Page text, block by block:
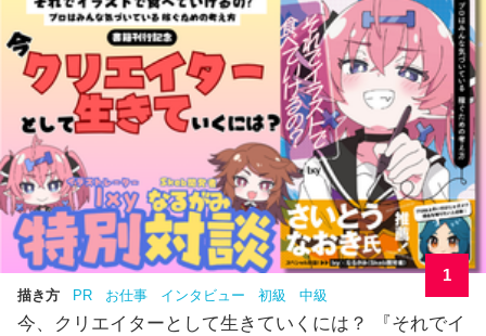
描き方 PR お仕事 インタビュー 初級 中級
今、クリエイターとして生きていくには？ 『それでイ
1